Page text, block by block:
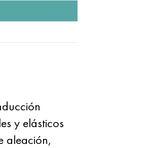
y elásticos
aleación,